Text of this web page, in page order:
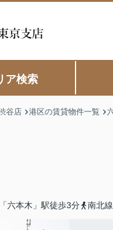
ア検索
谷店 港区の賃貸物件一覧
六本木」駅徒歩3分 南北